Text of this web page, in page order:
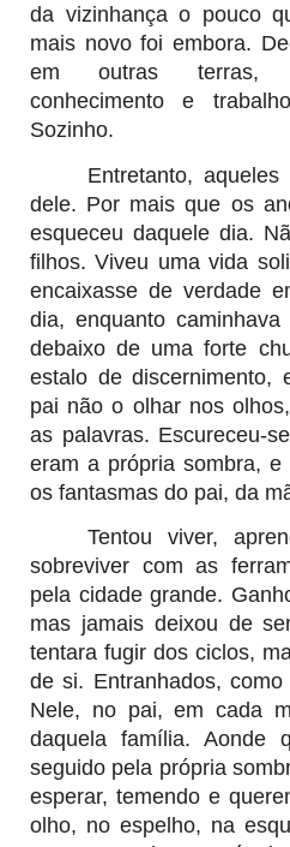
da vizinhança o pouco
mais novo foi embora.
em outras terras,
conhecimento e
Sozinho.
Entretanto,
dele. Por mais que os
esqueceu daquele dia.
filhos. Viveu uma vida
encaixasse de verdade
dia, enquanto
debaixo de uma forte
estalo de discernimento,
pai não o olhar nos
as palavras. Escureceu-
eram a própria sombra,
os fantasmas do pai, da
Tentou viver,
sobreviver com as
pela cidade grande.
mas jamais deixou de
tentara fugir dos ciclos,
de si. Entranhados,
Nele, no pai, em cada
daquela família. Aonde
seguido pela própria
esperar, temendo e
olho, no espelho, na